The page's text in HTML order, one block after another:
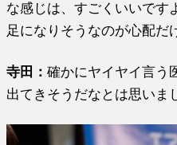
な感じは、すごくいいです
足になりそうなのが心配だ
寺田：確かにヤイヤイ言う
出てきそうだなとは思いま